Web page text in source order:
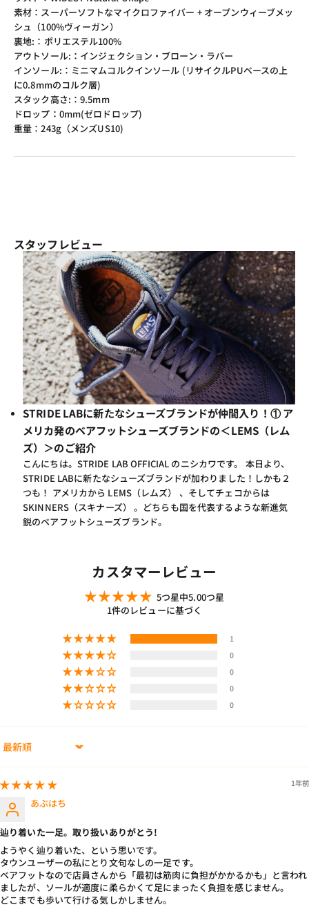
素材：スーパーソフトなマイクロファイバー + オープンウィーブメッ
シュ（100%ヴィーガン）
裏地:：ポリエステル100%
アウトソール:：インジェクション・ブローン・ラバー
インソール:：ミニマムコルクインソール (リサイクルPUベースの上
に0.8mmのコルク層)
スタック高さ:：9.5mm
ドロップ：0mm(ゼロドロップ)
重量：243g（メンズUS10)
スタッフレビュー
STRIDE LABに新たなシューズブランドが仲間入り！① ア
メリカ発のベアフットシューズブランドの＜LEMS（レム
ズ）＞のご紹介
こんにちは。STRIDE LAB OFFICIAL のニシカワです。 本日より、
STRIDE LABに新たなシューズブランドが加わりました！しかも２
つも！ アメリカから LEMS（レムズ） 、そしてチェコからは
SKINNERS（スキナーズ） 。どちらも国を代表するような新進気
鋭のベアフットシューズブランド。
カスタマーレビュー
5つ星中5.00つ星
1件のレビューに基づく
1
0
0
0
0
Sort by
1年前
あぶはち
辿り着いた一足。取り扱いありがとう!
ようやく辿り着いた、という思いです。
タウンユーザーの私にとり文句なしの一足です。
ベアフットなので店員さんから「最初は筋肉に負担がかかるかも」と言われ
ましたが、ソールが適度に柔らかくて足にまったく負担を感じません。
どこまでも歩いて行ける気しかしません。